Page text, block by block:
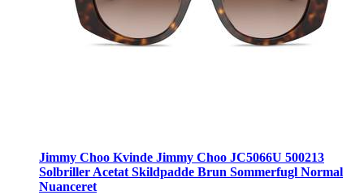
Jimmy Choo Kvinde Jimmy Choo JC5066U 500213
Solbriller Acetat Skildpadde Brun Sommerfugl Normal
Nuanceret